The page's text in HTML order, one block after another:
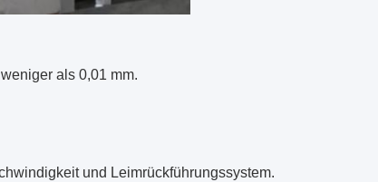
als 0,01 mm.
und Leimrückführungssystem.